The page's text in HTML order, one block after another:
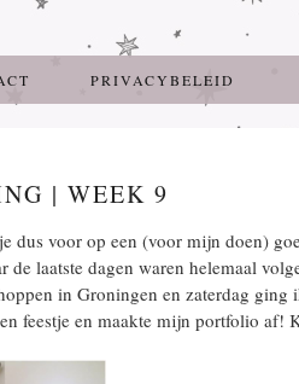
PRIVACYBELEID
| WEEK 9
dus voor op een (voor mijn doen)
laatste dagen waren helemaal
in Groningen en zaterdag ging
feestje en maakte mijn portfolio af!